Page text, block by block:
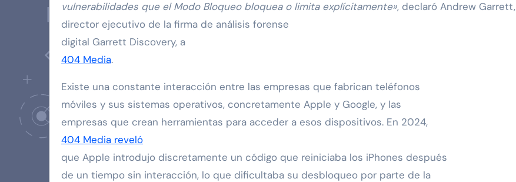
vulnerabilidades que el Modo Bloqueo bloquea o limita explícitamente», declaró Andrew Garrett,
director ejecutivo de la firma de análisis forense
digital Garrett Discovery, a
404 Media.
Existe una constante interacción entre las empresas que fabrican teléfonos
móviles y sus sistemas operativos, concretamente Apple y Google, y las
empresas que crean herramientas para acceder a esos dispositivos. En 2024,
404 Media reveló
que Apple introdujo discretamente un código que reiniciaba los iPhones después
de un tiempo sin interacción, lo que dificultaba su desbloqueo por parte de la